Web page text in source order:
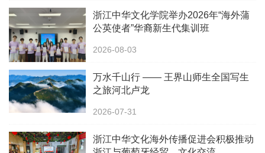
浙江中华文化学院举办2026年“海外蒲
公英使者”华裔新生代集训班
2026-08-03
万水千山行 —— 王界山师生全国写生
之旅河北卢龙
2026-07-31
浙江中华文化海外传播促进会积极推动